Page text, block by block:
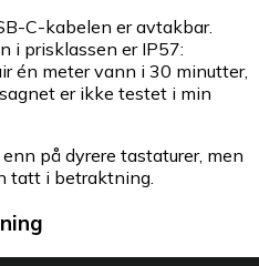
C-kabelen er avtakbar.
i prisklassen er IP57:
én meter vann i 30 minutter,
er ikke testet i min
på dyrere tastaturer, men
tatt i betraktning.